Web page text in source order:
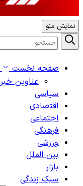
نمایش منو
صفحه نخست
عناوین خبر
سیاسی
اقتصادی
اجتماعی
فرهنگی
ورزشی
بین الملل
بازار
سبک زندگی